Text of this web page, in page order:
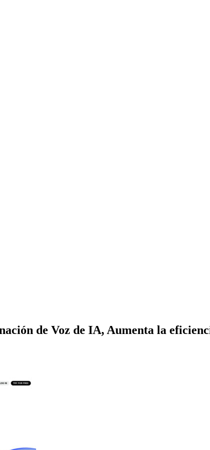
de Voz de IA, Aumenta la